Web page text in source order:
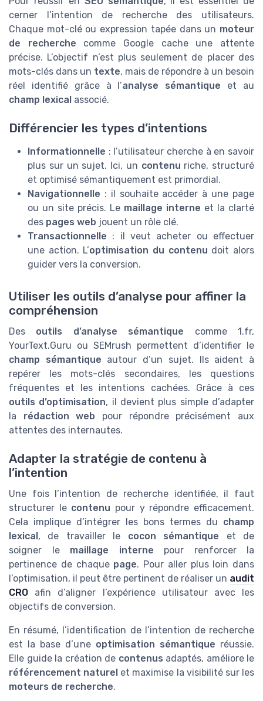
cerner l’intention de recherche des utilisateurs.
Chaque mot-clé ou expression tapée dans un moteur
de recherche comme Google cache une attente
précise. L’objectif n’est plus seulement de placer des
mots-clés dans un texte, mais de répondre à un besoin
réel identifié grâce à l’analyse sémantique et au
champ lexical associé.
Différencier les types d’intentions
Informationnelle : l’utilisateur cherche à en savoir
plus sur un sujet. Ici, un contenu riche, structuré
et optimisé sémantiquement est primordial.
Navigationnelle : il souhaite accéder à une page
ou un site précis. Le maillage interne et la clarté
des pages web jouent un rôle clé.
Transactionnelle : il veut acheter ou effectuer
une action. L’optimisation du contenu doit alors
guider vers la conversion.
Utiliser les outils d’analyse pour affiner la
compréhension
Des outils d’analyse sémantique comme 1.fr,
YourText.Guru ou SEMrush permettent d’identifier le
champ sémantique autour d’un sujet. Ils aident à
repérer les mots-clés secondaires, les questions
fréquentes et les intentions cachées. Grâce à ces
outils d’optimisation, il devient plus simple d’adapter
la rédaction web pour répondre précisément aux
attentes des internautes.
Adapter la stratégie de contenu à
l’intention
Une fois l’intention de recherche identifiée, il faut
structurer le contenu pour y répondre efficacement.
Cela implique d’intégrer les bons termes du champ
lexical, de travailler le cocon sémantique et de
soigner le maillage interne pour renforcer la
pertinence de chaque page. Pour aller plus loin dans
l’optimisation, il peut être pertinent de réaliser un audit
CRO afin d’aligner l’expérience utilisateur avec les
objectifs de conversion.
En résumé, l’identification de l’intention de recherche
est la base d’une optimisation sémantique réussie.
Elle guide la création de contenus adaptés, améliore le
référencement naturel et maximise la visibilité sur les
moteurs de recherche.